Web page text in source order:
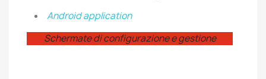
Android application
Schermate di configurazione e gestione